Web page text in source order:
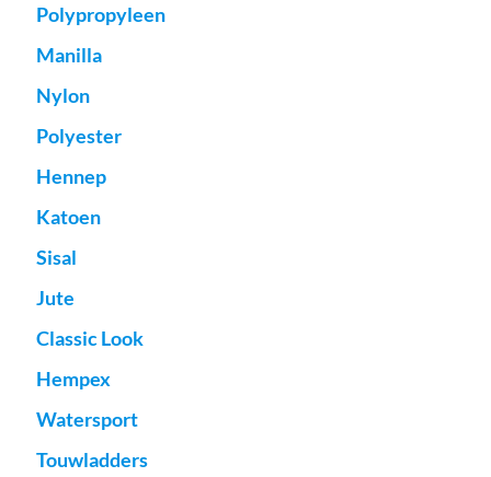
Polypropyleen
Manilla
Nylon
Polyester
Hennep
Katoen
Sisal
Jute
Classic Look
Hempex
Watersport
Touwladders